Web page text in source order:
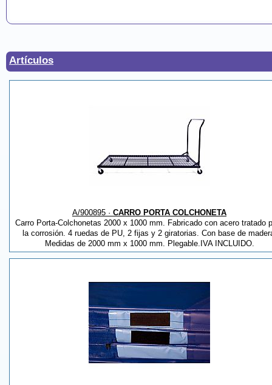
Artículos
A/900895 · CARRO PORTA COLCHONETA
Carro Porta-Colchonetas 2000 x 1000 mm. Fabricado con acero tratado
la corrosión. 4 ruedas de PU, 2 fijas y 2 giratorias. Con base de
Medidas de 2000 mm x 1000 mm. Plegable.IVA INCLUIDO.